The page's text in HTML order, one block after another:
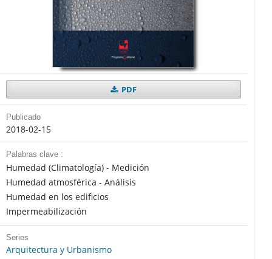
PDF
Publicado
2018-02-15
Palabras clave :
Humedad (Climatología) - Medición
Humedad atmosférica - Análisis
Humedad en los edificios
Impermeabilización
Series
Arquitectura y Urbanismo